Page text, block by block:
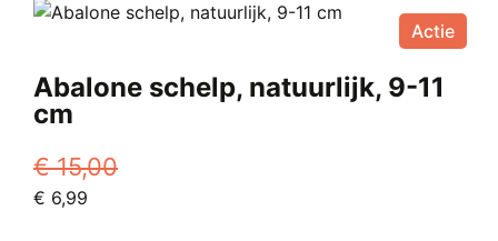
€ 19,95.€ 12,95.
Actie
Abalone schelp, natuurlijk, 9-11
cm
€15,00
Oorspronkelijke
€ 6,99